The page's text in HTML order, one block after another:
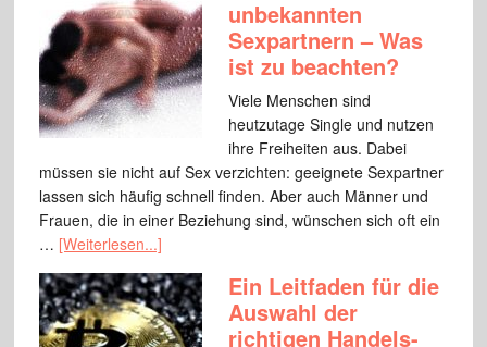
unbekannten
Sexpartnern – Was
ist zu beachten?
Viele Menschen sind
heutzutage Single und nutzen
ihre Freiheiten aus. Dabei
müssen sie nicht auf Sex verzichten: geeignete Sexpartner
lassen sich häufig schnell finden. Aber auch Männer und
Frauen, die in einer Beziehung sind, wünschen sich oft ein
… [Weiterlesen...]
Ein Leitfaden für die
Auswahl der
richtigen Handels-